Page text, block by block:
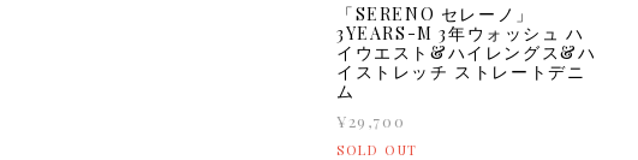
「SERENO セレーノ」
3YEARS-M 3年ウォッシュ ハ
イウエスト&ハイレングス&ハ
イストレッチ ストレートデニ
ム
¥29,700
SOLD OUT